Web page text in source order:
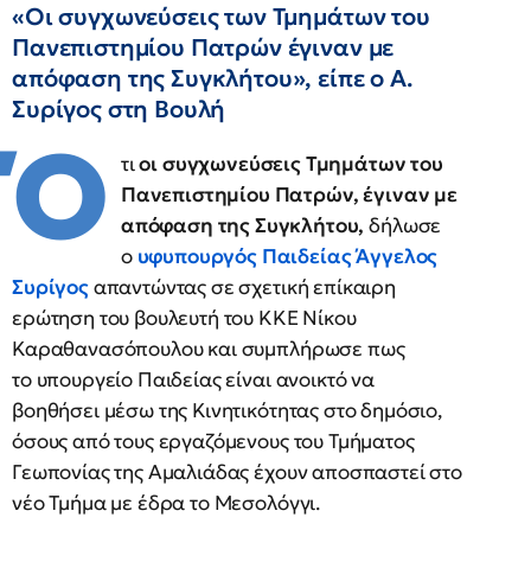
«Οι συγχωνεύσεις των Τμημάτων του
Πανεπιστημίου Πατρών έγιναν με
απόφαση της Συγκλήτου», είπε ο Α.
Συρίγος στη Βουλή
Ό τιοι συγχωνεύσεις Τμημάτων του
Πανεπιστημίου Πατρών, έγιναν με
απόφαση της Συγκλήτου, δήλωσε
ο υφυπουργός ΠαιδείαςΆγγελος
Συρίγοςαπαντώντας σε σχετική επίκαιρη
ερώτηση του βουλευτή του ΚΚΕ Νίκου
Καραθανασόπουλου και συμπλήρωσε πως
το υπουργείο Παιδείας είναι ανοικτό να
βοηθήσει μέσω της Κινητικότητας στο δημόσιο,
όσους από τους εργαζόμενους του Τμήματος
Γεωπονίας της Αμαλιάδας έχουν αποσπαστεί στο
νέο Τμήμα με έδρα το Μεσολόγγι.